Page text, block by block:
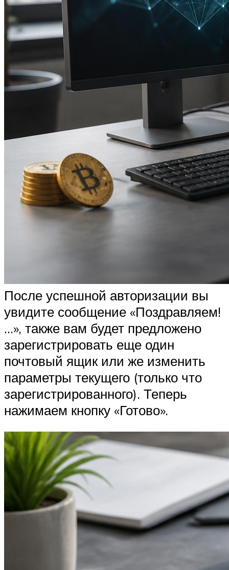
После успешной авторизации вы
увидите сообщение «Поздравляем!
…», также вам будет предложено
зарегистрировать еще один
почтовый ящик или же изменить
параметры текущего (только что
зарегистрированного). Теперь
нажимаем кнопку «Готово».